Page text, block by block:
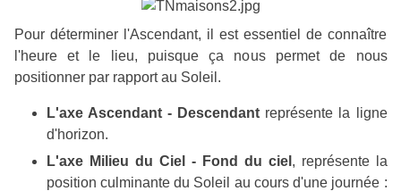
Pour déterminer l'Ascendant, il est essentiel de connaître
l'heure et le lieu, puisque ça nous permet de nous
positionner par rapport au Soleil.
L'axe Ascendant - Descendant représente la ligne
d'horizon.
L'axe Milieu du Ciel - Fond du ciel , représente la
position culminante du Soleil au cours d'une journée :